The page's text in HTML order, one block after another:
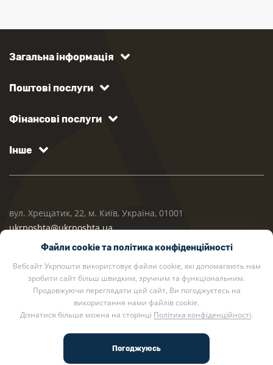
Файли cookie та політика конфіденційності
Вебсайт Укрпошти використовує файли cookie, які допомагають нам
зробити сайт більш швидким, зручним та функціональним.
Продовжуючи переглядати цей сайт, Ви погоджуєтесь на
використання нами файлів cookie.
Дізнатися більше можна на сторінці Політика конфіденційності.
Загальна інформація
Поштові послуги
Фінансові послуги
Інше
вул. Хрещатик, 22, м. Київ, Україна, 01001
ukrposhta@ukrposhta.ua
2002 — 2026 Укрпошта. Всі права захищено.
Політика конфіденційності